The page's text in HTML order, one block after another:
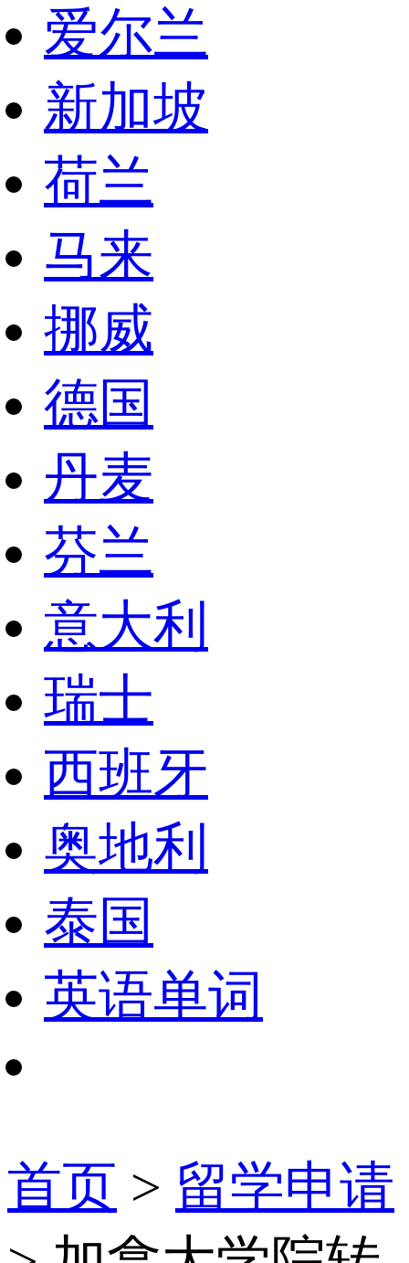
爱尔兰
新加坡
荷兰
马来
挪威
德国
丹麦
芬兰
意大利
瑞士
西班牙
奥地利
泰国
英语单词
首页 > 留学申请